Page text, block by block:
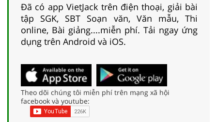
Đã có app VietJack trên điện thoại, giải bài
tập SGK, SBT Soạn văn, Văn mẫu, Thi
online, Bài giảng....miễn phí. Tải ngay ứng
dụng trên Android và iOS.
Theo dõi chúng tôi miễn phí trên mạng xã hội
facebook và youtube: